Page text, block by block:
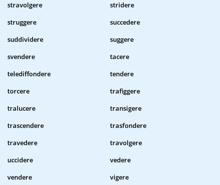
stravolgere
stridere
struggere
succedere
suddividere
suggere
svendere
tacere
telediffondere
tendere
torcere
trafiggere
tralucere
transigere
trascendere
trasfondere
travedere
travolgere
uccidere
vedere
vendere
vigere